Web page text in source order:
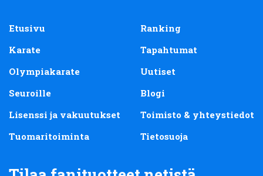
Etusivu
Karate
Olympiakarate
Seuroille
Lisenssi ja vakuutukset
Tuomaritoiminta
Ranking
Tapahtumat
Uutiset
Blogi
Toimisto & yhteystiedot
Tietosuoja